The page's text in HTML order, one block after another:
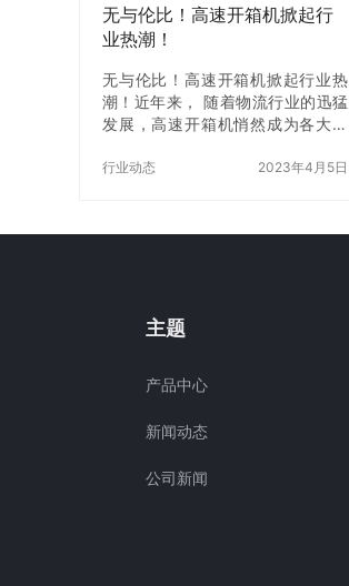
揭秘青岛包装机行业的黑幕，让消
费者z好地了解这个行业。 一、青
场是一个竞争激烈的市场，有着众
多的包装机品牌。其中，一些品牌
的包装机质量较好，但也有一些品
在一些不良的商业行为。 二、青岛
无与伦比！高速开箱机掀起行
业热潮！
无与伦比！高速开箱机掀起行业热
潮！近年来， 随着物流行业的迅猛
发展，高速开箱机悄然成为各大快
项先进的智能设备，高速开箱机在
的作用。高速开箱机是一款针对快
拣、装箱的速度和准确度，同时保
率，还改变了快递员体力劳动过大
展机遇。高速开箱机在…
行业动态 2023年4月5日
主题
产品中心
新闻动态
公司新闻